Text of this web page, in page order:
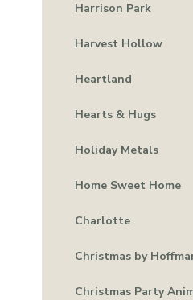
Harrison Park
Harvest Hollow
Heartland
Hearts & Hugs
Holiday Metals
Home Sweet Home
Charlotte
Christmas by
Christmas Party